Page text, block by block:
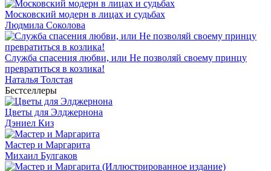
Московский модерн в лицах и судьбах
Людмила Соколова
Служба спасения любви, или Не позволяй своему принцу
превратиться в козлика!
Наталья Толстая
Бестселлеры
Цветы для Элджернона
Дэниел Киз
Мастер и Маргарита
Михаил Булгаков